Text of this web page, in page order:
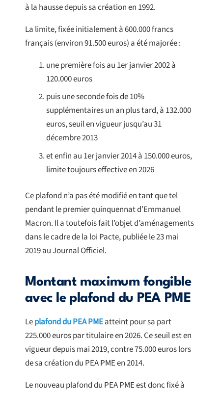
à la hausse depuis sa création en 1992.
La limite, fixée initialement à 600.000 francs
français (environ 91.500 euros) a été majorée :
une première fois au 1er janvier 2002 à
120.000 euros
puis une seconde fois de 10%
supplémentaires un an plus tard, à 132.000
euros, seuil en vigueur jusqu’au 31
décembre 2013
et enfin au 1er janvier 2014 à 150.000 euros,
limite toujours effective en 2026
Ce plafond n’a pas été modifié en tant que tel
pendant le premier quinquennat d’Emmanuel
Macron. Il a toutefois fait l’objet d’aménagements
dans le cadre de la loi Pacte, publiée le 23 mai
2019 au Journal Officiel.
Montant maximum fongible
avec le plafond du PEA PME
Leplafond du PEA PMEatteint pour sa part
225.000 euros par titulaire en 2026. Ce seuil est en
vigueur depuis mai 2019, contre 75.000 euros lors
de sa création du PEA PME en 2014.
Le nouveau plafond du PEA PME est donc fixé à